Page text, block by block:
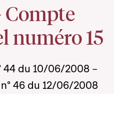
Compte
numéro 15
44 du 10/06/2008 –
46 du 12/06/2008